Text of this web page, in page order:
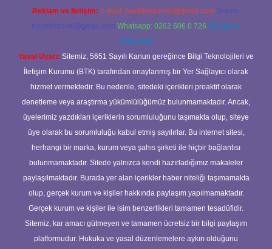
Reklam ve İletişim: E-mail: backlinkpaneli@gmail.com Teams:
forumhizmeti@gmail.com Whatsapp: 0262 606 0 726 Telegram:
@karabul
Yasal Uyarı: Sitemiz, 5651 Sayılı Kanun gereğince Bilgi Teknolojileri ve
İletişim Kurumu (BTK) tarafından onaylanmış bir Yer Sağlayıcı olarak
hizmet vermektedir. Bu nedenle, sitedeki içerikleri proaktif olarak
denetleme veya araştırma yükümlülüğümüz bulunmamaktadır. Ancak,
üyelerimiz yazdıkları içeriklerin sorumluluğunu taşımakta olup, siteye
üye olarak bu sorumluluğu kabul etmiş sayılırlar. Bu internet sitesi,
herhangi bir marka, kurum veya şahıs şirketi ile hiçbir bağlantısı
bulunmamaktadır. Sitede yalnızca kendi hazırladığımız makaleler
paylaşılmaktadır. Burada yer alan içerikler haber niteliği taşımamakta
olup, gerçek kurum ve kişiler hakkında paylaşım yapılmamaktadır.
Gerçek kurum ve kişiler ile isim benzerlikleri tamamen tesadüfidir.
Sitemiz, kar amacı gütmeyen ve tamamen ücretsiz bir bilgi paylaşım
platformudur. Hukuka ve yasal düzenlemelere aykırı olduğunu